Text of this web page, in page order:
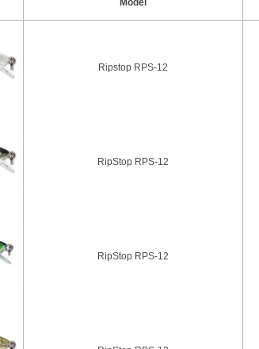
Model
Ripstop RPS-12
RipStop RPS-12
RipStop RPS-12